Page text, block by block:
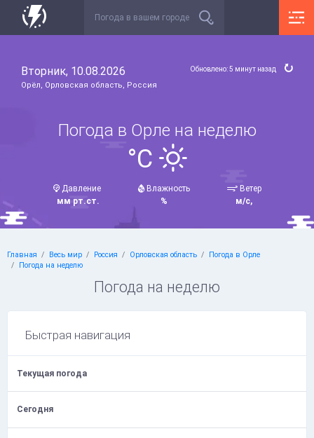
Вторник, 10.08.2026
Орёл, Орловская область, Россия
Обновлено: 5 минут назад
Погода в Орле на неделю
°C
Давление
мм рт.ст.
Влажность
%
Ветер
м/с,
Главная Весь мир Россия Орловская область
Погода в Орле
Погода на неделю
Погода на неделю
Быстрая навигация
Текущая погода
Сегодня